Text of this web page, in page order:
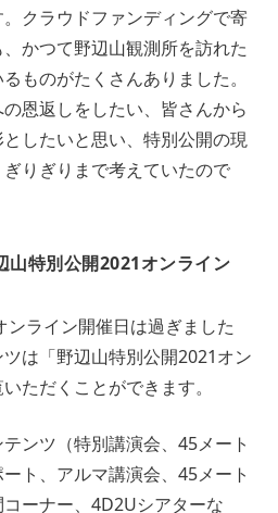
クラウドファンディングで寄
かつて野辺山観測所を訪れた
ものがたくさんありました。
恩返しをしたい、皆さんから
したいと思い、特別公開の現
りぎりまで考えていたので
山特別公開2021オンライン
ライン開催日は過ぎました
は「野辺山特別公開2021オン
ただくことができます。
ンツ（特別講演会、45メート
ト、アルマ講演会、45メート
ーナー、4D2Uシアターな